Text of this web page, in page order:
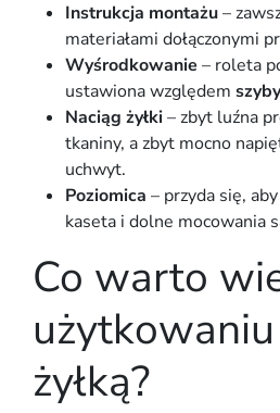
Instrukcja montażu–
materiałami dołączonymi
Wyśrodkowanie – roleta
ustawiona względem szyby
Naciąg żyłki– zbyt luźna
tkaniny, a zbyt mocno
uchwyt.
Poziomica – przyda się,
kaseta i dolne mocowania
Co warto
żyłką?